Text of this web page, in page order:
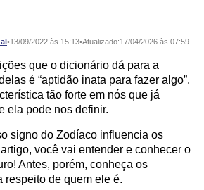
•13/09/2022 às 15:13•Atualizado:17/04/2026 às 07:59
que o dicionário dá para a
é “aptidão inata para fazer algo”.
tão forte em nós que já
ela pode nos definir.
signo do Zodíaco influencia os
você vai entender e conhecer o
Antes, porém, conheça os
respeito de quem ele é.